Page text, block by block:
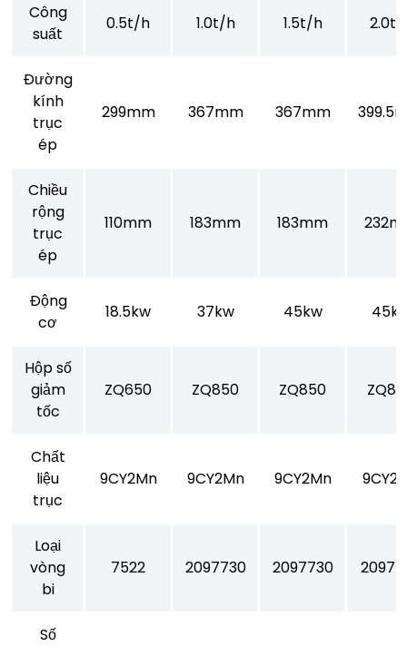
Công
suất
0.5t/h 1.0t/h 1.5t/h 2.0t/
Đường
kính
trục
ép
299mm 367mm 367mm
Chiều
rộng
trục
ép
110mm 183mm 183mm
Động
cơ
18.5kw 37kw 45kw
Hộp số
giảm
tốc
ZQ650 ZQ850 ZQ850
Chất
liệu
trục
9CY2Mn 9CY2Mn 9CY2Mn
Loại
vòng
bi
7522 2097730 2097730
Số